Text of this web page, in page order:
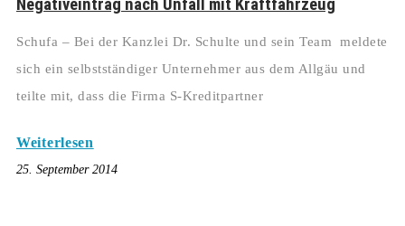
Negativeintrag nach Unfall mit Kraftfahrzeug
Schufa – Bei der Kanzlei Dr. Schulte und sein Team meldete
sich ein selbstständiger Unternehmer aus dem Allgäu und
teilte mit, dass die Firma S-Kreditpartner
Weiterlesen
25. September 2014